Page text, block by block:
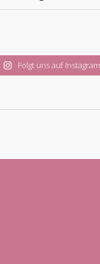
Folgt uns auf Instagram